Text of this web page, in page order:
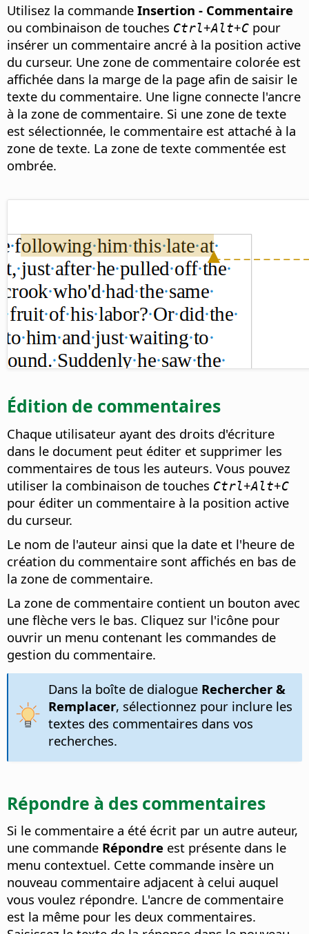
Utilisez la commande Insertion - Commentaire
ou combinaison de touches Ctrl+Alt+C pour
insérer un commentaire ancré à la position active
du curseur. Une zone de commentaire colorée est
affichée dans la marge de la page afin de saisir le
texte du commentaire. Une ligne connecte l'ancre
à la zone de commentaire. Si une zone de texte
est sélectionnée, le commentaire est attaché à la
zone de texte. La zone de texte commentée est
ombrée.
Édition de commentaires
Chaque utilisateur ayant des droits d'écriture
dans le document peut éditer et supprimer les
commentaires de tous les auteurs. Vous pouvez
utiliser la combinaison de touches Ctrl+Alt+C
pour éditer un commentaire à la position active
du curseur.
Le nom de l'auteur ainsi que la date et l'heure de
création du commentaire sont affichés en bas de
la zone de commentaire.
La zone de commentaire contient un bouton avec
une flèche vers le bas. Cliquez sur l'icône pour
ouvrir un menu contenant les commandes de
gestion du commentaire.
Dans la boîte de dialogue Rechercher &
Remplacer, sélectionnez pour inclure les
textes des commentaires dans vos
recherches.
Répondre à des commentaires
Si le commentaire a été écrit par un autre auteur,
une commande Répondre est présente dans le
menu contextuel. Cette commande insère un
nouveau commentaire adjacent à celui auquel
vous voulez répondre. L'ancre de commentaire
est la même pour les deux commentaires.